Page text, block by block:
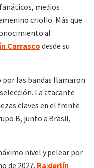
medios
criollo. Más que
al
Carrascodesde su
por las bandas llamaron
La atacante
claves en el frente
B, junto a Brasil,
nivel y pelear por
de 2027. Raiderlín